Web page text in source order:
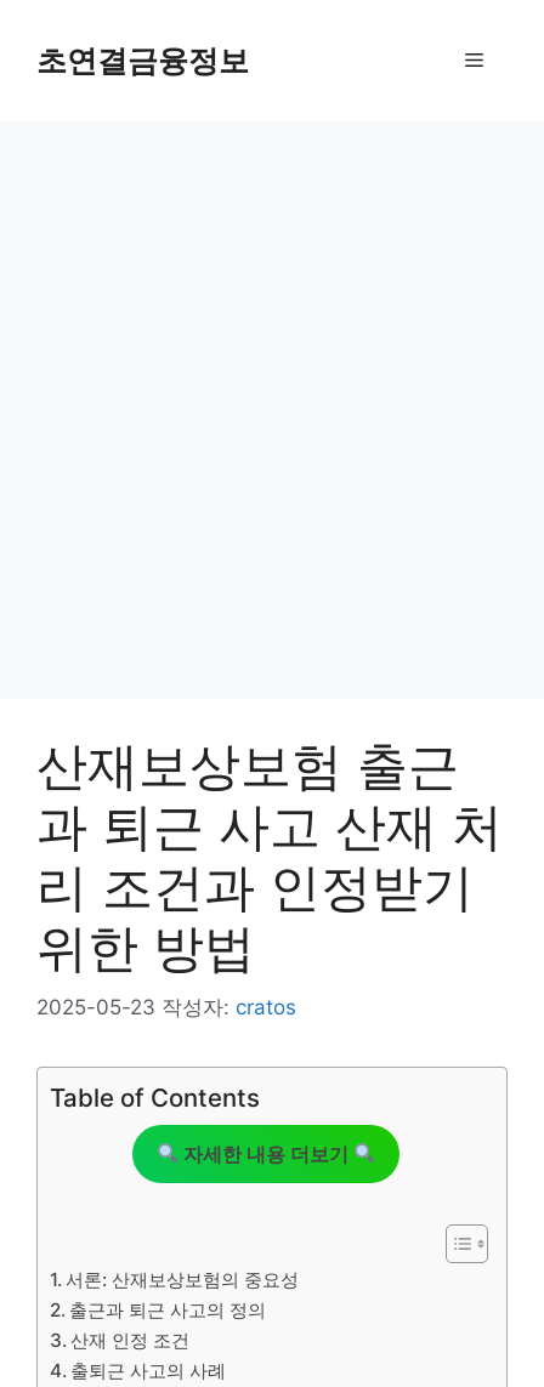
초연결금융정보 메
산재보상보험 출근
과 퇴근 사고 산재 처
리 조건과 인정받기
위한 방법
2025-05-23 작성자: cratos
Table of Contents
자세한 내용 더보기
서론: 산재보상보험의 중요성
출근과 퇴근 사고의 정의
산재 인정 조건
출퇴근 사고의 사례